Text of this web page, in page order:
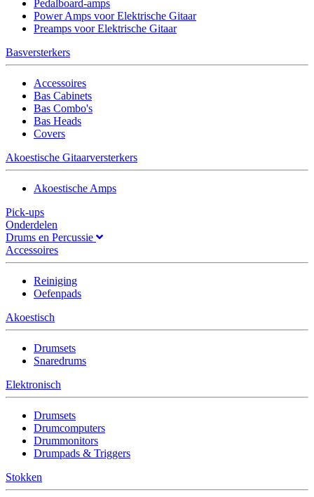
Pedalboard-amps
Power Amps voor Elektrische Gitaar
Preamps voor Elektrische Gitaar
Basversterkers
Accessoires
Bas Cabinets
Bas Combo's
Bas Heads
Covers
Akoestische Gitaarversterkers
Akoestische Amps
Pick-ups
Onderdelen
Drums en Percussie
Accessoires
Reiniging
Oefenpads
Akoestisch
Drumsets
Snaredrums
Elektronisch
Drumsets
Drumcomputers
Drummonitors
Drumpads & Triggers
Stokken